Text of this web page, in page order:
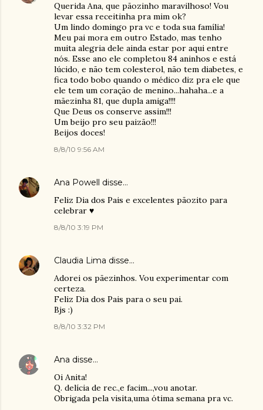
Querida Ana, que pãozinho maravilhoso! Vou
levar essa receitinha pra mim ok?
Um lindo domingo pra vc e toda sua família!
Meu pai mora em outro Estado, mas tenho
muita alegria dele ainda estar por aqui entre
nós. Esse ano ele completou 84 aninhos e está
lúcido, e não tem colesterol, não tem diabetes, e
fica todo bobo quando o médico diz pra ele que
ele tem um coração de menino...hahaha...e a
mãezinha 81, que dupla amiga!!!!
Que Deus os conserve assim!!!
Um beijo pro seu paizão!!!
Beijos doces!
8/8/10 9:56 AM
Ana Powell disse…
Feliz Dia dos Pais e excelentes pãozito para
celebrar ♥
8/8/10 3:19 PM
Claudia Lima disse…
Adorei os pãezinhos. Vou experimentar com
certeza.
Feliz Dia dos Pais para o seu pai.
Bjs :)
8/8/10 3:32 PM
Ana disse…
Oi Anita!
Q. delícia de rec.,e facim...,vou anotar.
Obrigada pela visita,uma ótima semana pra vc.